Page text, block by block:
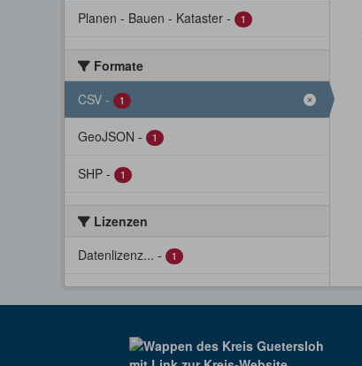
Planen - Bauen - Kataster - 1
Formate
CSV - 1
GeoJSON - 1
SHP - 1
Lizenzen
Datenlizenz... - 1